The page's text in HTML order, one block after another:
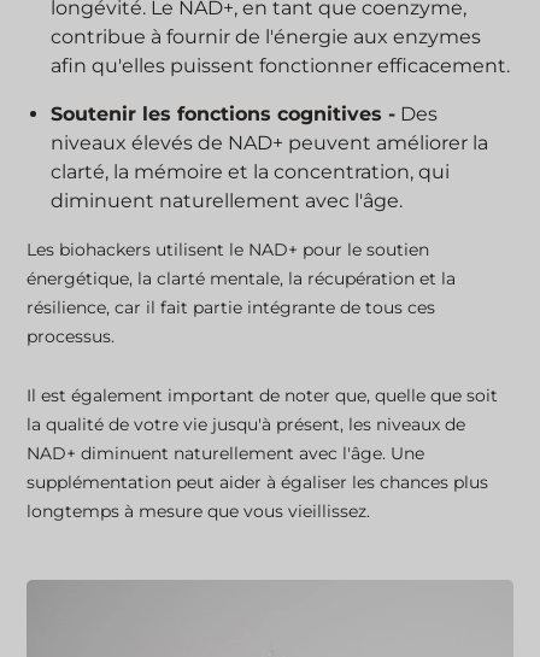
longévité. Le NAD+, en tant que coenzyme,
contribue à fournir de l'énergie aux enzymes
afin qu'elles puissent fonctionner efficacement.
Soutenir les fonctions cognitives - Des
niveaux élevés de NAD+ peuvent améliorer la
clarté, la mémoire et la concentration, qui
diminuent naturellement avec l'âge.
Les biohackers utilisent le NAD+ pour le soutien
énergétique, la clarté mentale, la récupération et la
résilience, car il fait partie intégrante de tous ces
processus.
Il est également important de noter que, quelle que soit
la qualité de votre vie jusqu'à présent, les niveaux de
NAD+ diminuent naturellement avec l'âge. Une
supplémentation peut aider à égaliser les chances plus
longtemps à mesure que vous vieillissez.